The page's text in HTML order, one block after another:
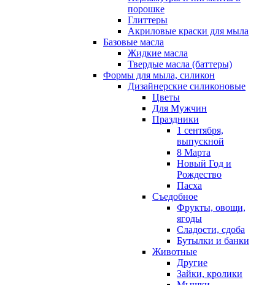
порошке
Глиттеры
Акриловые краски для мыла
Базовые масла
Жидкие масла
Твердые масла (баттеры)
Формы для мыла, силикон
Дизайнерские силиконовые
Цветы
Для Мужчин
Праздники
1 сентября,
выпускной
8 Марта
Новый Год и
Рождество
Пасха
Съедобное
Фрукты, овощи,
ягоды
Сладости, сдоба
Бутылки и банки
Животные
Другие
Зайки, кролики